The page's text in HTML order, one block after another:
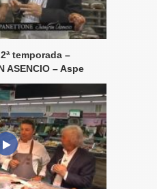
temporada –
ASENCIO – Aspe